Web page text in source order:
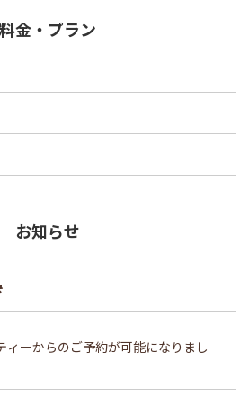
料金・プラン
お知らせ
ィーからのご予約が可能になりまし